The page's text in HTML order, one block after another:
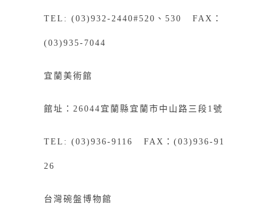
TEL: (03)932-2440#520、530 FAX：
(03)935-7044
宜蘭美術館
館址：26044宜蘭縣宜蘭市中山路三段1號
TEL: (03)936-9116 FAX：(03)936-91
26
台灣碗盤博物館